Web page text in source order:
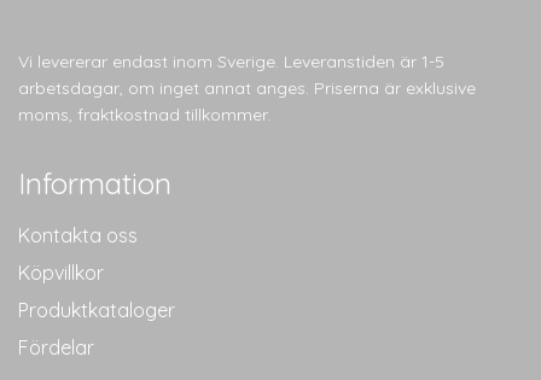
Vi levererar endast inom Sverige. Leveranstiden är 1-5
arbetsdagar, om inget annat anges. Priserna är exklusive
moms, fraktkostnad tillkommer.
Information
Kontakta oss
Köpvillkor
Produktkataloger
Fördelar